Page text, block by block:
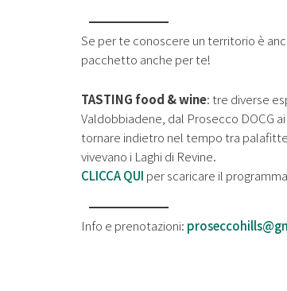
Se per te conoscere un territorio è
pacchetto anche per te!
TASTING food & wine: tre diverse
Valdobbiadene, dal Prosecco DOCG
tornare indietro nel tempo tra
vivevano i Laghi di Revine.
CLICCA QUI per scaricare il
Info e prenotazioni: